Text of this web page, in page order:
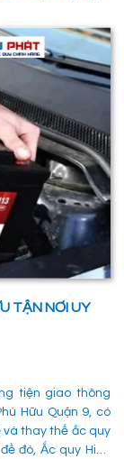
gian cho người
TẬN NƠI UY
tiện giao thông
Hữu Quận 9, có
và thay thế ắc quy
đó, Ắc quy Hiếu